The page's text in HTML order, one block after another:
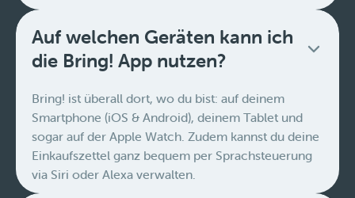
Auf welchen Geräten kann ich
die Bring! App nutzen?
Bring! ist überall dort, wo du bist: auf deinem
Smartphone (iOS & Android), deinem Tablet und
sogar auf der Apple Watch. Zudem kannst du deine
Einkaufszettel ganz bequem per Sprachsteuerung
via Siri oder Alexa verwalten.